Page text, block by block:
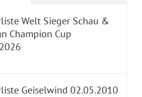
Welt Sieger Schau &
Champion Cup
Geiselwind 02.05.2010